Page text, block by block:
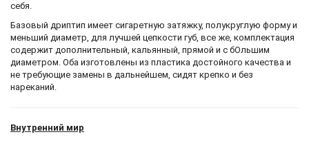
себя.
Базовый дриптип имеет сигаретную затяжку, полукруглую форму и
меньший диаметр, для лучшей цепкости губ, все же, комплектация
содержит дополнительный, кальянный, прямой и с бОльшим
диаметром. Оба изготовлены из пластика достойного качества и
не требующие замены в дальнейшем, сидят крепко и без
нареканий.
Внутренний мир